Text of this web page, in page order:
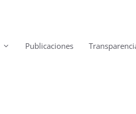
Publicaciones